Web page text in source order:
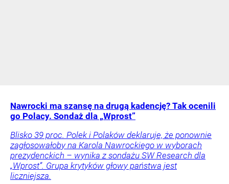
Nawrocki ma szansę na drugą kadencję? Tak ocenili
go Polacy. Sondaż dla „Wprost”
Blisko 39 proc. Polek i Polaków deklaruje, że ponownie
zagłosowałoby na Karola Nawrockiego w wyborach
prezydenckich – wynika z sondażu SW Research dla
„Wprost”. Grupa krytyków głowy państwa jest
liczniejsza.